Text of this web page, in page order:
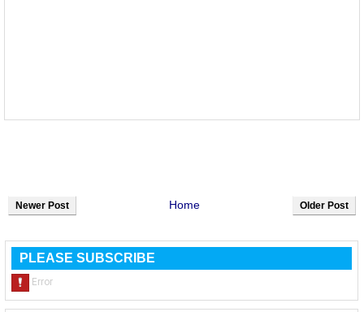
Newer Post Older Post
Home
PLEASE SUBSCRIBE